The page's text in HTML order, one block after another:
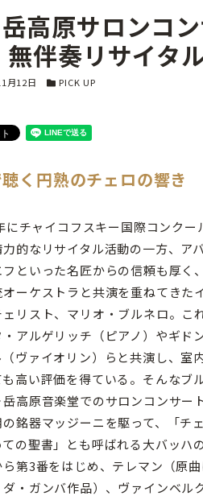
高原サロンコ
無伴奏リサイタ
月12日 カテゴリー
PICK UP
く円熟のチェロの響き
チャイコフスキー国際コンクー
的なリサイタル活動の一方、ア
といった名匠からの信頼も厚く
ーケストラと共演を重ねてきた
ェリスト、マリオ・ブルネロ。こ
・アルゲリッチ（ピアノ）やギド
（ヴァイオリン）らと共演し、室
高い評価を得ている。そんなブ
岳高原音楽堂でのサロンコンサー
銘器マッジーニを駆って、「チ
ての聖書」とも呼ばれる大バッハ
ら第3番をはじめ、テレマン（原
ダ・ガンバ作品）、ヴァインベル